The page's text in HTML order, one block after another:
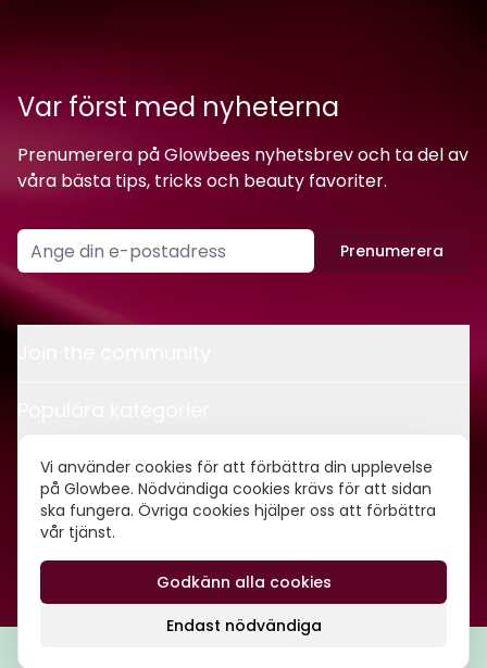
Vi använder cookies för att förbättra din upplevelse
på Glowbee. Nödvändiga cookies krävs för att sidan
ska fungera. Övriga cookies hjälper oss att förbättra
vår tjänst.
Endast nödvändiga
Godkänn alla cookies
Var först med nyheterna
Prenumerera på Glowbees nyhetsbrev och ta del av
våra bästa tips, tricks och beauty favoriter.
Prenumerera
Kontakt
Om oss
©2026Glowbee AB • Org.nr: 559540-5837